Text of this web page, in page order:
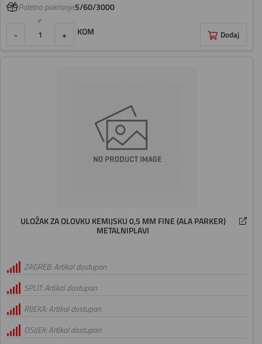
Paletno pakiranje:5/60/3000
- + KOM Dodaj
ULOŽAK ZA OLOVKU KEMIJSKU 0,5 MM FINE (ALA PARKER)
METALNIPLAVI
ZAGREB: Artikal dostupan
SPLIT: Artikal dostupan
RIJEKA: Artikal dostupan
OSIJEK: Artikal dostupan